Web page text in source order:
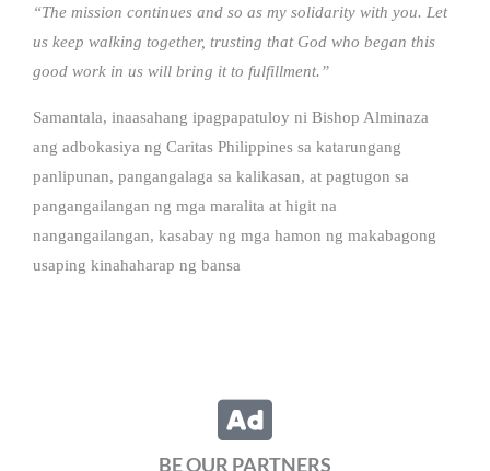
“The mission continues and so as my solidarity with you. Let
us keep walking together, trusting that God who began this
good work in us will bring it to fulfillment.”
Samantala, inaasahang ipagpapatuloy ni Bishop Alminaza
ang adbokasiya ng Caritas Philippines sa katarungang
panlipunan, pangangalaga sa kalikasan, at pagtugon sa
pangangailangan ng mga maralita at higit na
nangangailangan, kasabay ng mga hamon ng makabagong
usaping kinahaharap ng bansa
BE OUR PARTNERS